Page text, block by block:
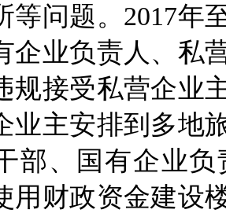
等问题。2017年
企业负责人、私
规接受私营企业
业主安排到多地
部、国有企业
用财政资金建设